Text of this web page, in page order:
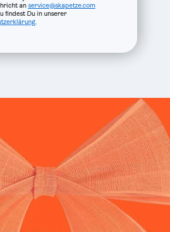
an service@skapetze.com
findest Du in unserer